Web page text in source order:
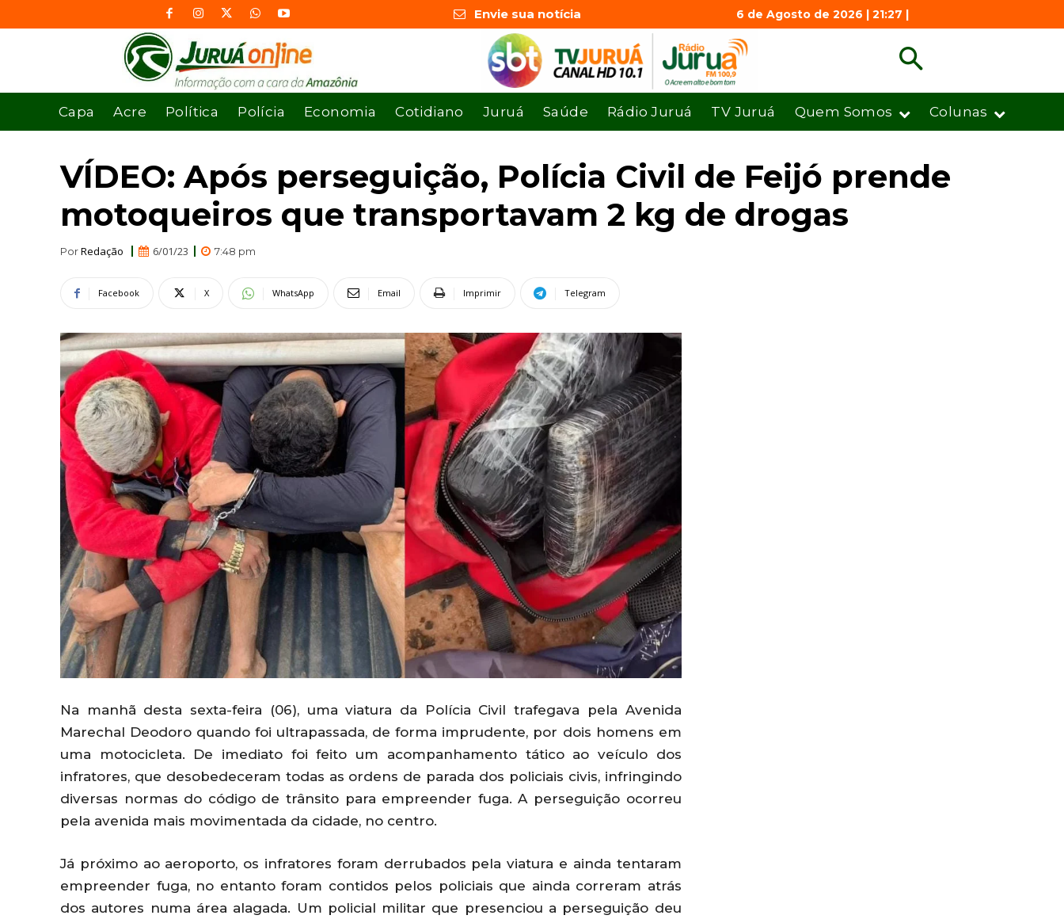
Envie sua notícia 6 de Agosto de 2026 | 21:27 |
Capa Acre Política Polícia Economia Cotidiano Juruá Saúde Rádio Juruá TV Juruá Quem Somos Colunas
VÍDEO: Após perseguição, Polícia Civil de Feijó prende
motoqueiros que transportavam 2 kg de drogas
PorRedação 6/01/23 7:48 pm
Facebook X WhatsApp Email Imprimir Telegram
Na manhã desta sexta-feira (06), uma viatura da Polícia Civil trafegava pela Avenida
Marechal Deodoro quando foi ultrapassada, de forma imprudente, por dois homens em
uma motocicleta. De imediato foi feito um acompanhamento tático ao veículo dos
infratores, que desobedeceram todas as ordens de parada dos policiais civis, infringindo
diversas normas do código de trânsito para empreender fuga. A perseguição ocorreu
pela avenida mais movimentada da cidade, no centro.
Já próximo ao aeroporto, os infratores foram derrubados pela viatura e ainda tentaram
empreender fuga, no entanto foram contidos pelos policiais que ainda correram atrás
dos autores numa área alagada. Um policial militar que presenciou a perseguição deu